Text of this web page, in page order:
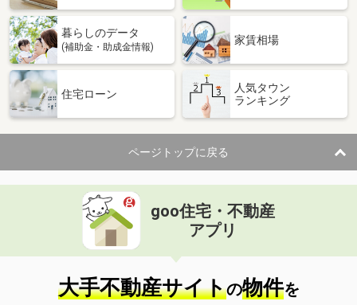
暮らしのデータ
(補助金・助成金情報)
家賃相場
住宅ローン
人気タウン
ランキング
ページトップに戻る
goo住宅・不動産
アプリ
大手不動産サイトの物件を